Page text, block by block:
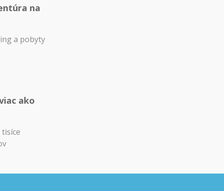
na
a pobyty
ako